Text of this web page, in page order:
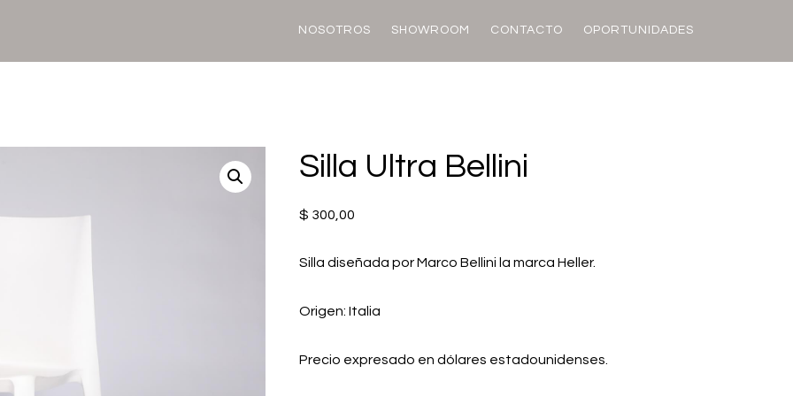
NOSOTROS SHOWROOM CONTACTO OPORTUNIDADES
Silla Ultra Bellini
$ 300,00
Silla diseñada por Marco Bellini la marca Heller.
Origen: Italia
Precio expresado en dólares estadounidenses.